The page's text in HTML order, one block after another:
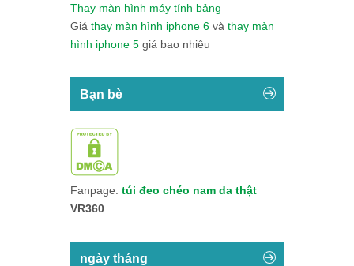
Thay màn hình máy tính bảng
Giá thay màn hình iphone 6 và thay màn
hình iphone 5 giá bao nhiêu
Bạn bè
Fanpage: túi đeo chéo nam da thật
VR360
ngày tháng